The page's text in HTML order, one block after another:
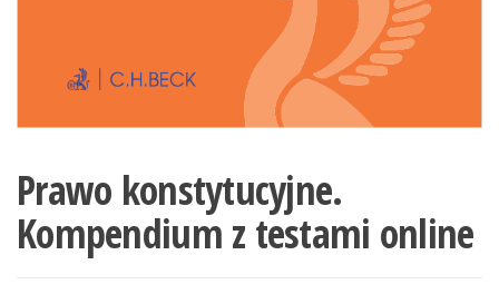
Prawo konstytucyjne.
Kompendium z testami online